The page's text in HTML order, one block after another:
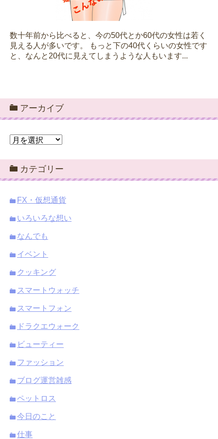
数十年前から比べると、今の50代とか60代の女性は若く
見える人が多いです。 もっと下の40代くらいの女性です
と、なんと20代に見えてしまうような人もいます...
アーカイブ
ア
カ
イ
ブ
カテゴリー
FX・仮想通貨
いろいろな想い
なんでも
イベント
クッキング
スマートウォッチ
スマートフォン
ドラクエウォーク
ビューティー
ファッション
ブログ運営雑感
ペットロス
今日のこと
仕事